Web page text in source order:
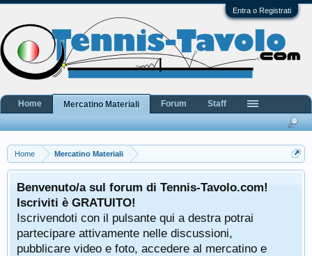
Entra o Registrati
Home Mercatino Materiali
Benvenuto/a sul forum di Tennis-Tavolo.com!
Iscriviti è GRATUITO!
Iscrivendoti con il pulsante qui a destra potrai
partecipare attivamente nelle discussioni,
pubblicare video e foto, accedere al mercatino e
Home Mercatino Materiali Forum Staff